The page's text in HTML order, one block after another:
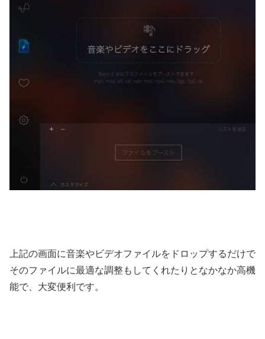
上記の画面に音楽やビデオファイルをドロップするだけで
そのファイルに最適な調整もしてくれたりとなかなか高機
能で、大変便利です。